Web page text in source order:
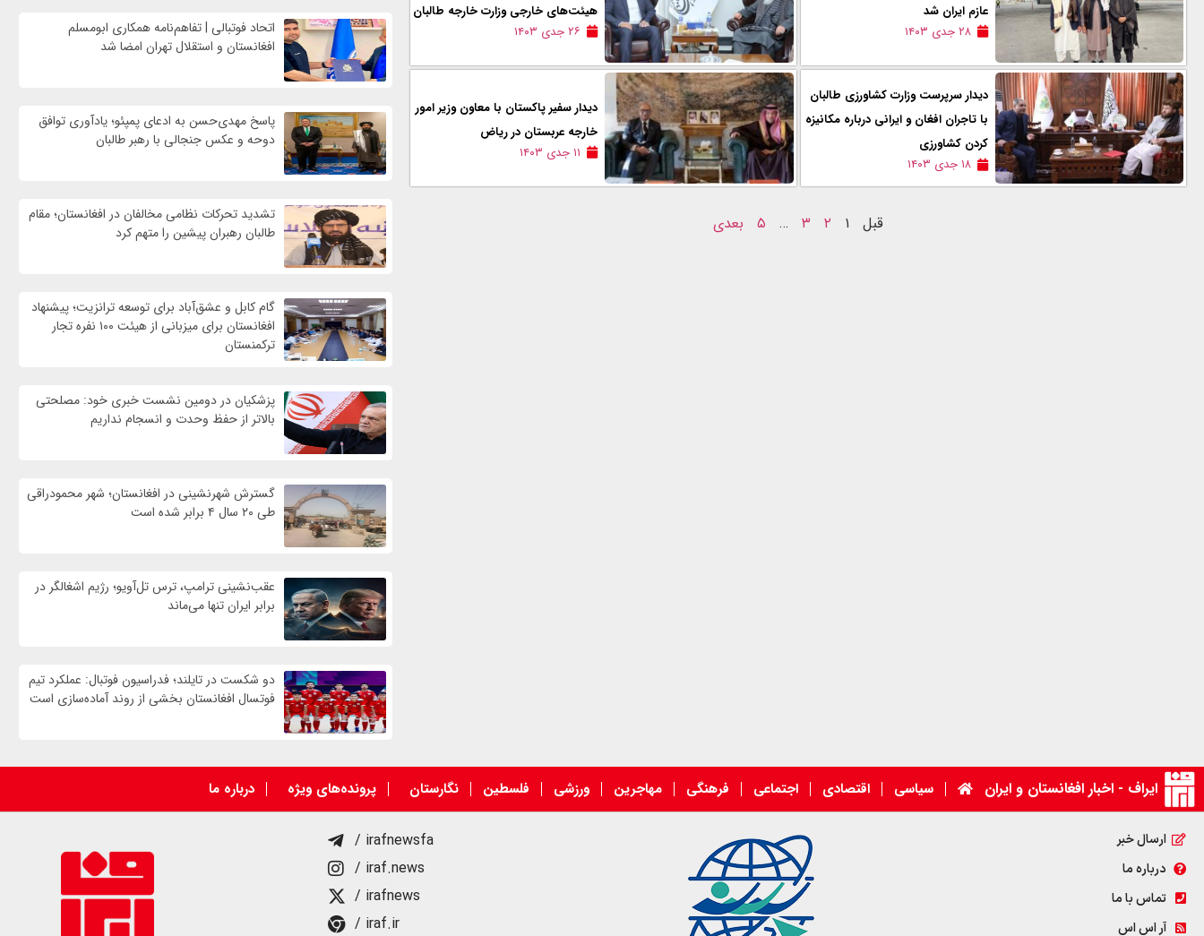
عازم ایران شد
۲۸ جدی ۱۴۰۳
هیئت‌های خارجی وزارت خارجه طالبان
۲۶ جدی ۱۴۰۳
دیدار سرپرست وزارت کشاورزی طالبان
با تاجران افغان و ایرانی درباره مکانیزه
کردن کشاورزی
۱۸ جدی ۱۴۰۳
دیدار سفیر پاکستان با معاون وزیر امور
خارجه عربستان در ریاض
۱۱ جدی ۱۴۰۳
قبل ۱ ۲ ۳ … ۵ بعدی
اتحاد فوتبالی | تفاهم‌نامه همکاری ابومسلم
افغانستان و استقلال تهران امضا شد
پاسخ مهدی‌حسن به ادعای پمپئو؛ یادآوری توافق
دوحه و عکس جنجالی با رهبر طالبان
تشدید تحرکات نظامی مخالفان در افغانستان؛ مقام
طالبان رهبران پیشین را متهم کرد
گام کابل و عشق‌آباد برای توسعه ترانزیت؛ پیشنهاد
افغانستان برای میزبانی از هیئت ۱۰۰ نفره تجار
ترکمنستان
پزشکیان در دومین نشست خبری خود: مصلحتی
بالاتر از حفظ وحدت و انسجام نداریم
گسترش شهرنشینی در افغانستان؛ شهر محمودراقی
طی ۲۰ سال ۴ برابر شده است
عقب‌نشینی ترامپ، ترس تل‌آویو؛ رژیم اشغالگر در
برابر ایران تنها می‌ماند
دو شکست در تایلند؛ فدراسیون فوتبال: عملکرد تیم
فوتسال افغانستان بخشی از روند آماده‌سازی است
ایراف - اخبار افغانستان و ایران سیاسی اقتصادی اجتماعی فرهنگی مهاجرین ورزشی فلسطین نگارستان پرونده‌های ویژه درباره ما
ارسال خبر
درباره ما
تماس با ما
آر اس اس
/ irafnewsfa
/ iraf.news
/ irafnews
/ iraf.ir